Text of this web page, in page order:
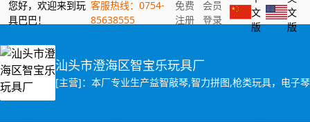
您好，欢迎来到玩
具巴巴！
客服热线：0754-
85638555
免费
注册
会员
登录
文
版
文
版
汕头市澄海区智宝乐玩具厂
[主营]：本厂专业生产益智敲琴,智力拼图,枪类玩具，电子